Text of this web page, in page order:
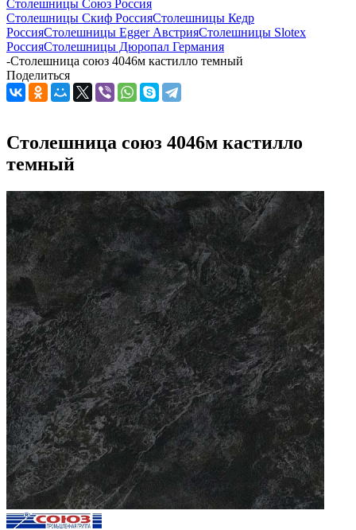
Столешницы Союз Россия
Столешницы Скиф РоссияСтолешницы Кедр
РоссияСтолешницы Egger АвстрияСтолешницы Slotex
РоссияСтолешницы Дюропал Германия
-Столешница союз 4046м кастилло темный
Поделиться
Столешница союз 4046м кастилло
темный